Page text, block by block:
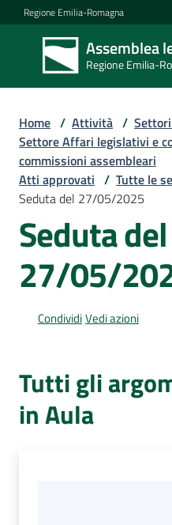
Vai al contenuto
Vai alla navigazione
Vai al footer
Regione Emilia-Romagna
Assemblea
Regione Emilia-
Assemblea
legislativa
Regione Emilia-
Assemblea
Attività
Argomenti
i
media
Home / Attività /
Settore Affari legislativi e
commissioni assembleari
Atti approvati / Tutte le
Seduta del 27/05/2025
Seduta del
27/05/
CondividiVedi azioni
Tutti gli
in Aula